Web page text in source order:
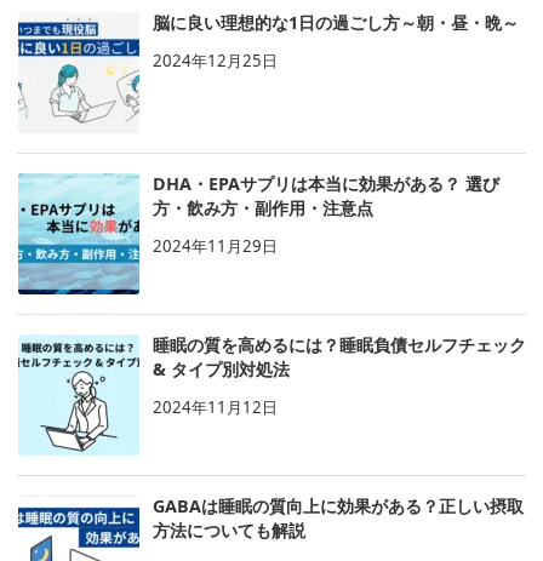
脳に良い理想的な1日の過ごし方～朝・昼・晩～
2024年12月25日
DHA・EPAサプリは本当に効果がある？ 選び
方・飲み方・副作用・注意点
2024年11月29日
睡眠の質を高めるには？睡眠負債セルフチェック
& タイプ別対処法
2024年11月12日
GABAは睡眠の質向上に効果がある？正しい摂取
方法についても解説